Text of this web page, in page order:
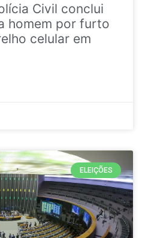
Civil conclui
homem por furto
celular em
ELEIÇÕES